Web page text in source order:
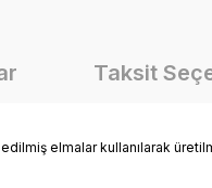
Taksit
elmalar kullanılarak